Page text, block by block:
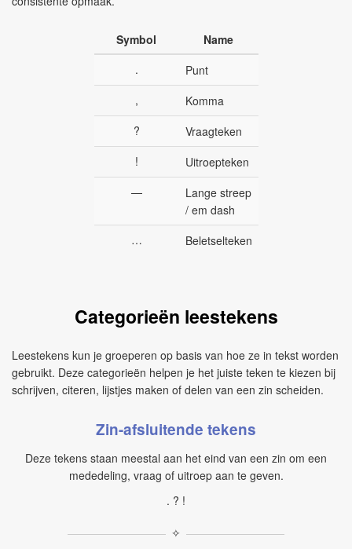
Symbol
Name
.
Punt
,
Komma
?
Vraagteken
!
Uitroepteken
—
Lange streep
/ em dash
…
Beletselteken
Categorieën leestekens
Leestekens kun je groeperen op basis van hoe ze in tekst worden
gebruikt. Deze categorieën helpen je het juiste teken te kiezen bij
schrijven, citeren, lijstjes maken of delen van een zin scheiden.
Zin-afsluitende tekens
Deze tekens staan meestal aan het eind van een zin om een
mededeling, vraag of uitroep aan te geven.
. ? !
✧